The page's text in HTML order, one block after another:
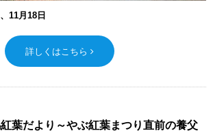
11月18日
詳しくはこちら
葉だより～やぶ紅葉まつり直前の養父